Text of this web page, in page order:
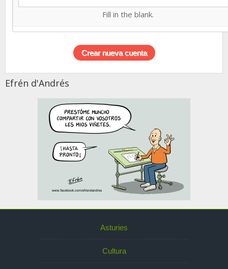
Fill in the blank.
Efrén d'Andrés
Asturies
Cultura